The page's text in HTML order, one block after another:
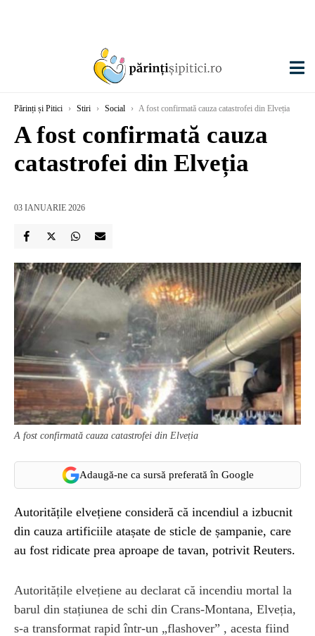
Părinți și Pitici › Stiri › Social › A fost confirmată cauza catastrofei din Elveția
A fost confirmată cauza
catastrofei din Elveția
03 IANUARIE 2026
A fost confirmată cauza catastrofei din Elveția
Adaugă-ne ca sursă preferată în Google
Autoritățile elvețiene consideră că incendiul a izbucnit
din cauza artificiile atașate de sticle de șampanie, care
au fost ridicate prea aproape de tavan, potrivit Reuters.
Autoritățile elvețiene au declarat că incendiu mortal la
barul din stațiunea de schi din Crans-Montana, Elveția,
s-a transformat rapid într-un „flashover” , acesta fiind